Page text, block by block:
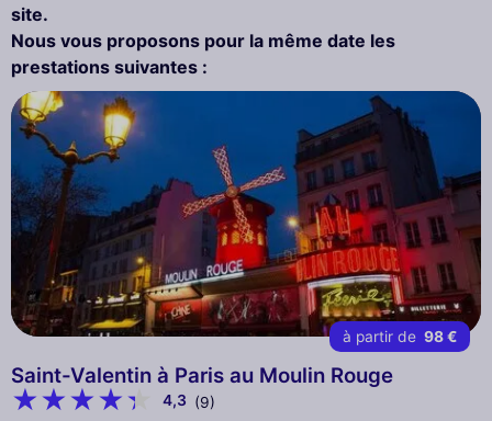
site.
Nous vous proposons pour la même date les
prestations suivantes :
à partir de 98 €
Saint-Valentin à Paris au Moulin Rouge
4,3 (9)